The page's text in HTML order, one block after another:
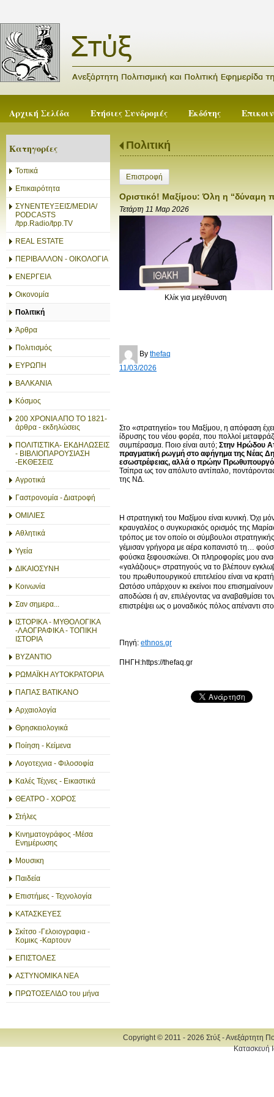
Αρχική Σελίδα Ετήσιες Συνδρομές Εκδότης
Κατηγορίες
Τοπικά
Επικαιρότητα
ΣΥΝΕΝΤΕΥΞΕΙΣ/MEDIA/
PODCASTS
/tpp.Radio/tpp.TV
REAL ESTATE
ΠΕΡΙΒΑΛΛΟΝ - ΟΙΚΟΛΟΓΙΑ
ΕΝΕΡΓΕΙΑ
Οικονομία
Πολιτική
Άρθρα
Πολιτισμός
ΕΥΡΩΠΗ
ΒΑΛΚΑΝΙΑ
Κόσμος
200 ΧΡΟΝΙΑ ΑΠΟ ΤΟ 1821-
άρθρα - εκδηλώσεις
ΠΟΛΙΤΙΣΤΙΚΑ- ΕΚΔΗΛΩΣΕΙΣ
- ΒΙΒΛΙΟΠΑΡΟΥΣΙΑΣΗ
-ΕΚΘΕΣΕΙΣ
Αγροτικά
Γαστρονομία - Διατροφή
ΟΜΙΛΙΕΣ
Αθλητικά
Υγεία
ΔΙΚΑΙΟΣΥΝΗ
Κοινωνία
Σαν σημερα...
ΙΣΤΟΡΙΚΑ - ΜΥΘΟΛΟΓΙΚΑ
-ΛΑΟΓΡΑΦΙΚΑ - ΤΟΠΙΚΗ
ΙΣΤΟΡΙΑ
ΒΥΖΑΝΤΙΟ
ΡΩΜΑΪΚΗ ΑΥΤΟΚΡΑΤΟΡΙΑ
ΠΑΠΑΣ ΒΑΤΙΚΑΝΟ
Αρχαιολογία
Θρησκειολογικά
Ποίηση - Κείμενα
Λογοτεχνια - Φιλοσοφία
Καλές Τέχνες - Εικαστικά
ΘΕΑΤΡΟ - ΧΟΡΟΣ
Στήλες
Κινηματογράφος -Μέσα
Ενημέρωσης
Μουσικη
Παιδεία
Επιστήμες - Τεχνολογία
ΚΑΤΑΣΚΕΥΕΣ
Σκίτσο -Γελοιογραφια -
Κομικς -Καρτουν
ΕΠΙΣΤΟΛΕΣ
ΑΣΤΥΝΟΜΙΚΑ ΝΕΑ
ΠΡΩΤΟΣΕΛΙΔΟ του μήνα
Πολιτική
Επιστροφή
Οριστικό! Μαξίμου: Όλη η “δύναμη
Τετάρτη 11 Μαρ 2026
Κλίκ για μεγέθυνση
By thefaq
11/03/2026
Στο «στρατηγείο» του Μαξίμου, η απόφαση
ίδρυσης του νέου φορέα, που πολλοί
συμπέρασμα. Ποιο είναι αυτό; Στην Ηρώδου
πραγματική ρωγμή στο αφήγημα της Νέας
εσωστρέφειας, αλλά ο πρώην
Τσίπρα ως τον απόλυτο αντίπαλο,
της ΝΔ.
Η στρατηγική του Μαξίμου είναι κυνική. Όχι
κραυγαλέος ο συγκυριακός ορισμός της
τρόπος με τον οποίο οι σύμβουλοι
γέμισαν γρήγορα με αέρα κοπανιστό τη…
φούσκα ξεφουσκώνει. Οι πληροφορίες μου
«γαλάζιους» στρατηγούς να το βλέπουν
του πρωθυπουργικού επιτελείου είναι να
Ωστόσο υπάρχουν κι εκείνοι που
αποδώσει ή αν, επιλέγοντας να αναβαθμίσει
επιστρέψει ως ο μοναδικός πόλος απέναντι
Πηγή: ethnos.gr
ΠΗΓΗ:https://thefaq.gr
Copyright © 2011 - 2026 Στύξ - Ανεξάρτητη
Κατασκευή